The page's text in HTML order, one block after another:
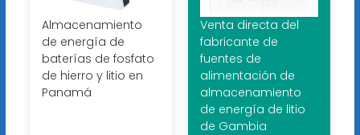
Almacenamiento
de energía de
baterías de fosfato
de hierro y litio en
Panamá
Venta directa del
fabricante de
fuentes de
alimentación de
almacenamiento
de energía de litio
de Gambia